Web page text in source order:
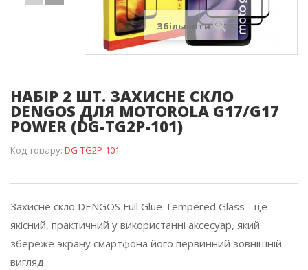
Збільшити
НАБІР 2 ШТ. ЗАХИСНЕ СКЛО
DENGOS ДЛЯ MOTOROLA G17/G17
POWER (DG-TG2P-101)
Код товару: DG-TG2P-101
Захисне скло DENGOS Full Glue Tempered Glass - це
якісний, практичний у використанні аксесуар, який
збереже экрану смартфона його первинний зовнішній
вигляд.